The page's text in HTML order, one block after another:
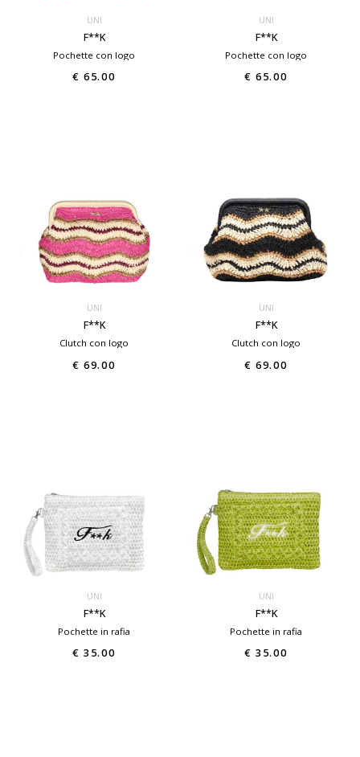
UNI
F**K
Pochette con logo
€ 65.00
UNI
F**K
Pochette con logo
€ 65.00
UNI
F**K
Clutch con logo
€ 69.00
UNI
F**K
Clutch con logo
€ 69.00
UNI
F**K
Pochette in rafia
€ 35.00
UNI
F**K
Pochette in rafia
€ 35.00